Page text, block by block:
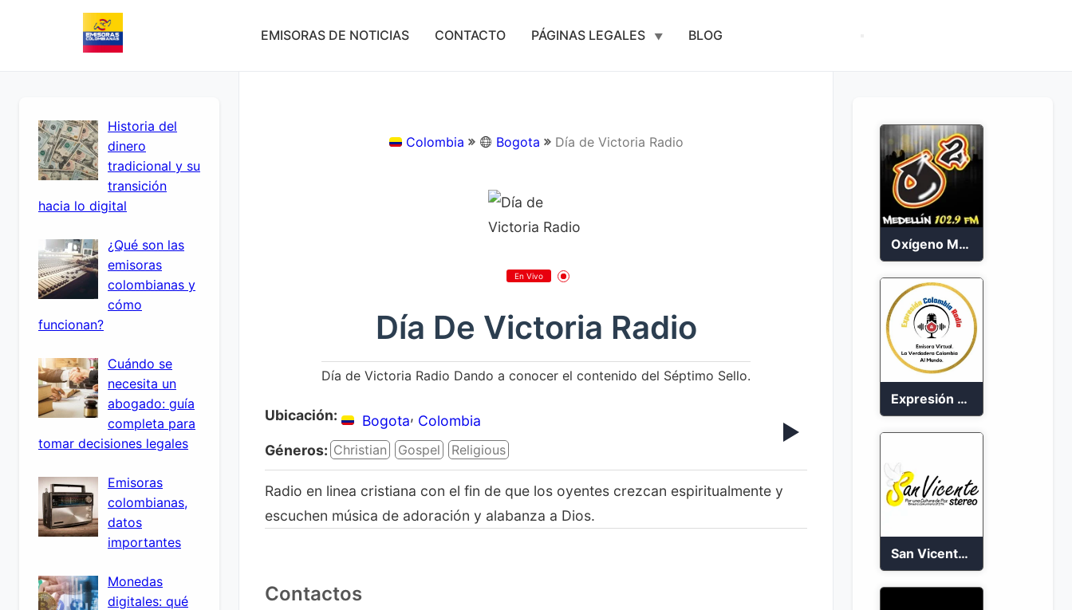
EMISORAS DE NOTICIAS CONTACTO PÁGINAS LEGALES BLOG
Historia del
dinero
tradicional y su
transición
hacia lo digital
¿Qué son las
emisoras
colombianas y
cómo
funcionan?
Cuándo se
necesita un
abogado: guía
completa para
tomar decisiones legales
Emisoras
colombianas,
datos
importantes
Monedas
digitales: qué
Colombia Bogota Día de Victoria Radio
En Vivo
Día De Victoria Radio
Día de Victoria Radio Dando a conocer el contenido del Séptimo Sello.
Ubicación: Bogota, Colombia
Géneros: Christian Gospel Religious
Radio en linea cristiana con el fin de que los oyentes crezcan espiritualmente y
escuchen música de adoración y alabanza a Dios.
Contactos
Oxígeno Medellín 90.9 FM en vivo
Expresión Colombia Radio en vivo 24/7
San Vicente de Chucuri 91.2 FM